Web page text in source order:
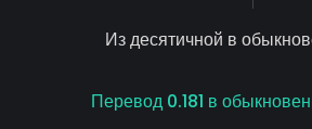
Из десятичной в
Перевод 0.181 в